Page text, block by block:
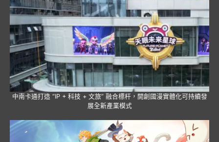
中南卡通打造 “IP + 科技 + 文旅” 融合標杆，開創國漫實體化可持續發
展全新產業模式